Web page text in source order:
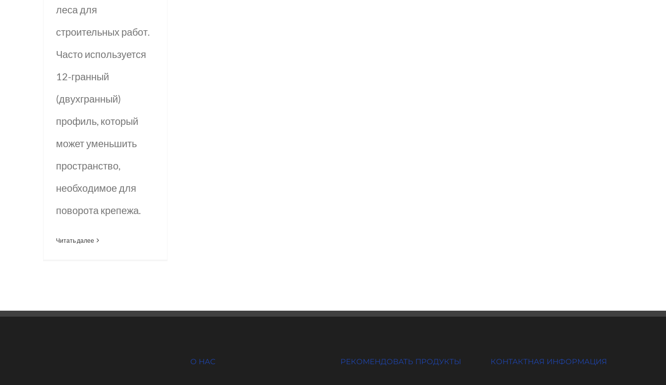
леса для
строительных работ.
Часто используется
12-гранный
(двухгранный)
профиль, который
может уменьшить
пространство,
необходимое для
поворота крепежа.
Читать далее
О НАС РЕКОМЕНДОВАТЬ ПРОДУКТЫ КОНТАКТНАЯ ИНФОРМАЦИЯ